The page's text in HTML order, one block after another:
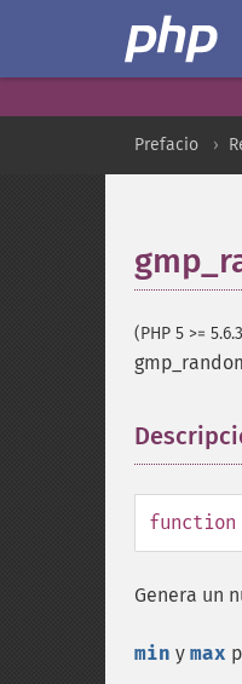
Prefacio
(PHP 5 >=
function
Genera un
min y max